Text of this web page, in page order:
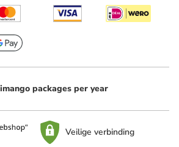
packages per year
Veilige verbinding